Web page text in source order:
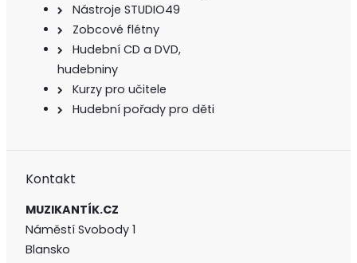
Nástroje STUDIO49
Zobcové flétny
Hudební CD a DVD,
hudebniny
Kurzy pro učitele
Hudební pořady pro děti
Kontakt
MUZIKANTÍK.CZ
Náměstí Svobody 1
Blansko